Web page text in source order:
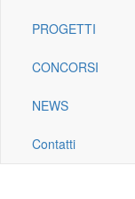
PROGETTI
CONCORSI
NEWS
Contatti